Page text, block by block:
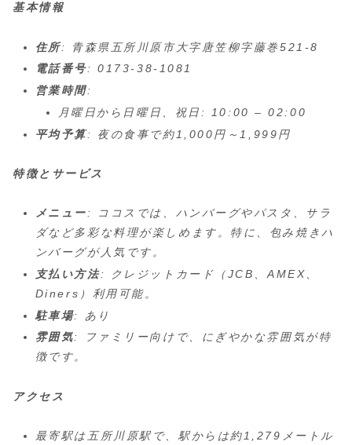
基本情報
住所: 青森県五所川原市大字唐笠柳字藤巻521-8
電話番号: 0173-38-1081
営業時間:
月曜日から日曜日、祝日: 10:00 – 02:00
平均予算: 夜の食事で約1,000円～1,999円
特徴とサービス
メニュー: ココスでは、ハンバーグやパスタ、サラ
ダなど多彩な料理が楽しめます。特に、包み焼きハ
ンバーグが人気です。
支払い方法: クレジットカード（JCB、AMEX、
Diners）利用可能。
駐車場: あり
雰囲気: ファミリー向けで、にぎやかな雰囲気が特
徴です。
アクセス
最寄駅は五所川原駅で、駅からは約1,279メートル